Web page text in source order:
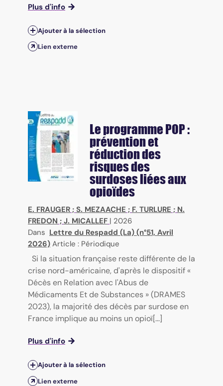
Plus d'info
Ajouter à la sélection
Lien externe
Le programme POP :
prévention et
réduction des
risques des
surdoses liées aux
opioïdes
E. FRAUGER ; S. MEZAACHE ; F. TURLURE ; N.
FREDON ; J. MICALLEF | 2026
Dans Lettre du Respadd (La) (n°51, Avril
2026) Article : Périodique
Si la situation française reste différente de la
crise nord-américaine, d'après le dispositif «
Décès en Relation avec l'Abus de
Médicaments Et de Substances » (DRAMES
2023), la majorité des décès par surdose en
France implique au moins un opioï[...]
Plus d'info
Ajouter à la sélection
Lien externe